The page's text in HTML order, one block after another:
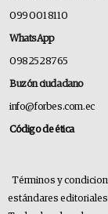
099 001 8110
WhatsApp
0982528765
Buzón ciudadano
info@forbes.com.ec
Código de ética
Términos y
estándares editoriales